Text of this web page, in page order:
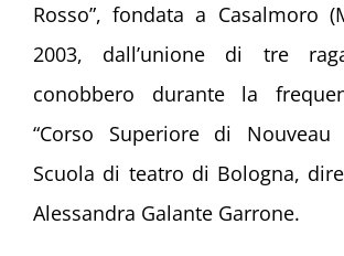
Rosso”, fondata a Casalmoro
2003, dall’unione di tre
conobbero durante la
“Corso Superiore di Nouveau
Scuola di teatro di Bologna,
Alessandra Galante Garrone.